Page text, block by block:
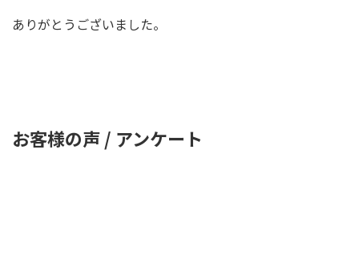
ありがとうございました。
お客様の声 / アンケート